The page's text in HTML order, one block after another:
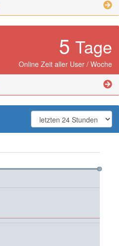
5 Tage
Online Zeit aller User / Woche